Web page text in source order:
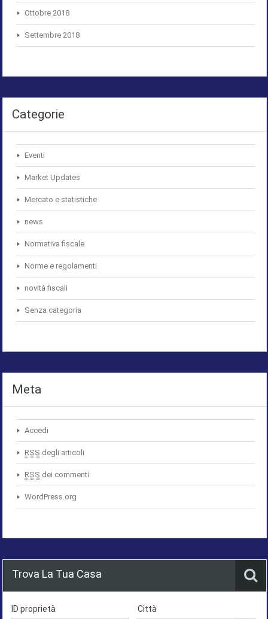
Ottobre 2018
Settembre 2018
Categorie
Eventi
Market Updates
Mercato e statistiche
news
Normativa fiscale
Norme e regolamenti
novità fiscali
Senza categoria
Meta
Accedi
RSS degli articoli
RSS dei commenti
WordPress.org
Trova La Tua Casa
ID proprietà Città